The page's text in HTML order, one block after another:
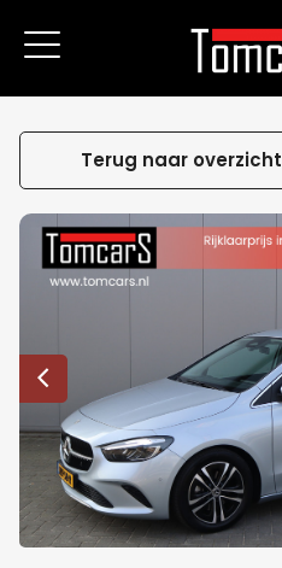
Terug naar overzicht